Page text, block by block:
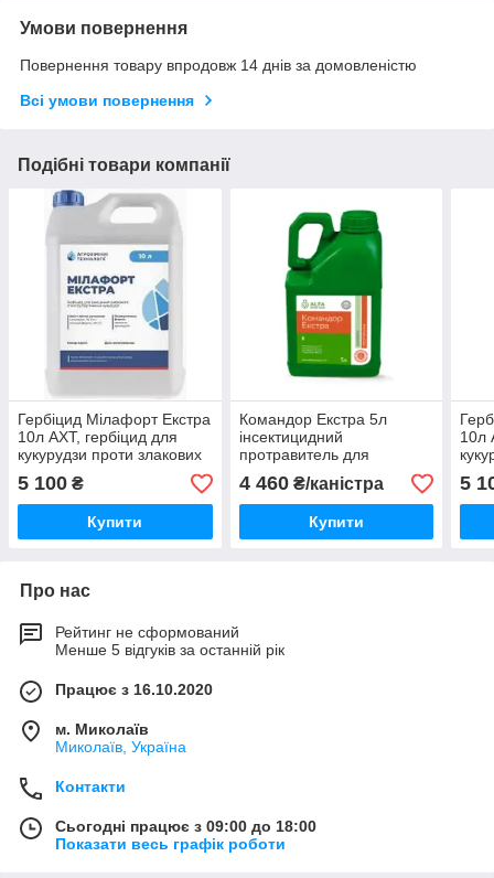
Умови повернення
Повернення товару впродовж 14 днів за домовленістю
Всі умови повернення
Подібні товари компанії
Гербіцид Мілафорт Екстра
10л АХТ, гербіцид для
кукурудзи проти злакових
та широколистих бур'янів
5 100 ₴
Купити
Командор Екстра 5л
інсектицидний
протравитель для
пшениці, ячменю
4 460₴/каністра
Купити
10л
та
5
Про нас
Рейтинг не сформований
Менше 5 відгуків за останній рік
Працює з 16.10.2020
м. Миколаїв
Миколаїв, Україна
Контакти
Сьогодні працює з 09:00 до 18:00
Показати весь графік роботи